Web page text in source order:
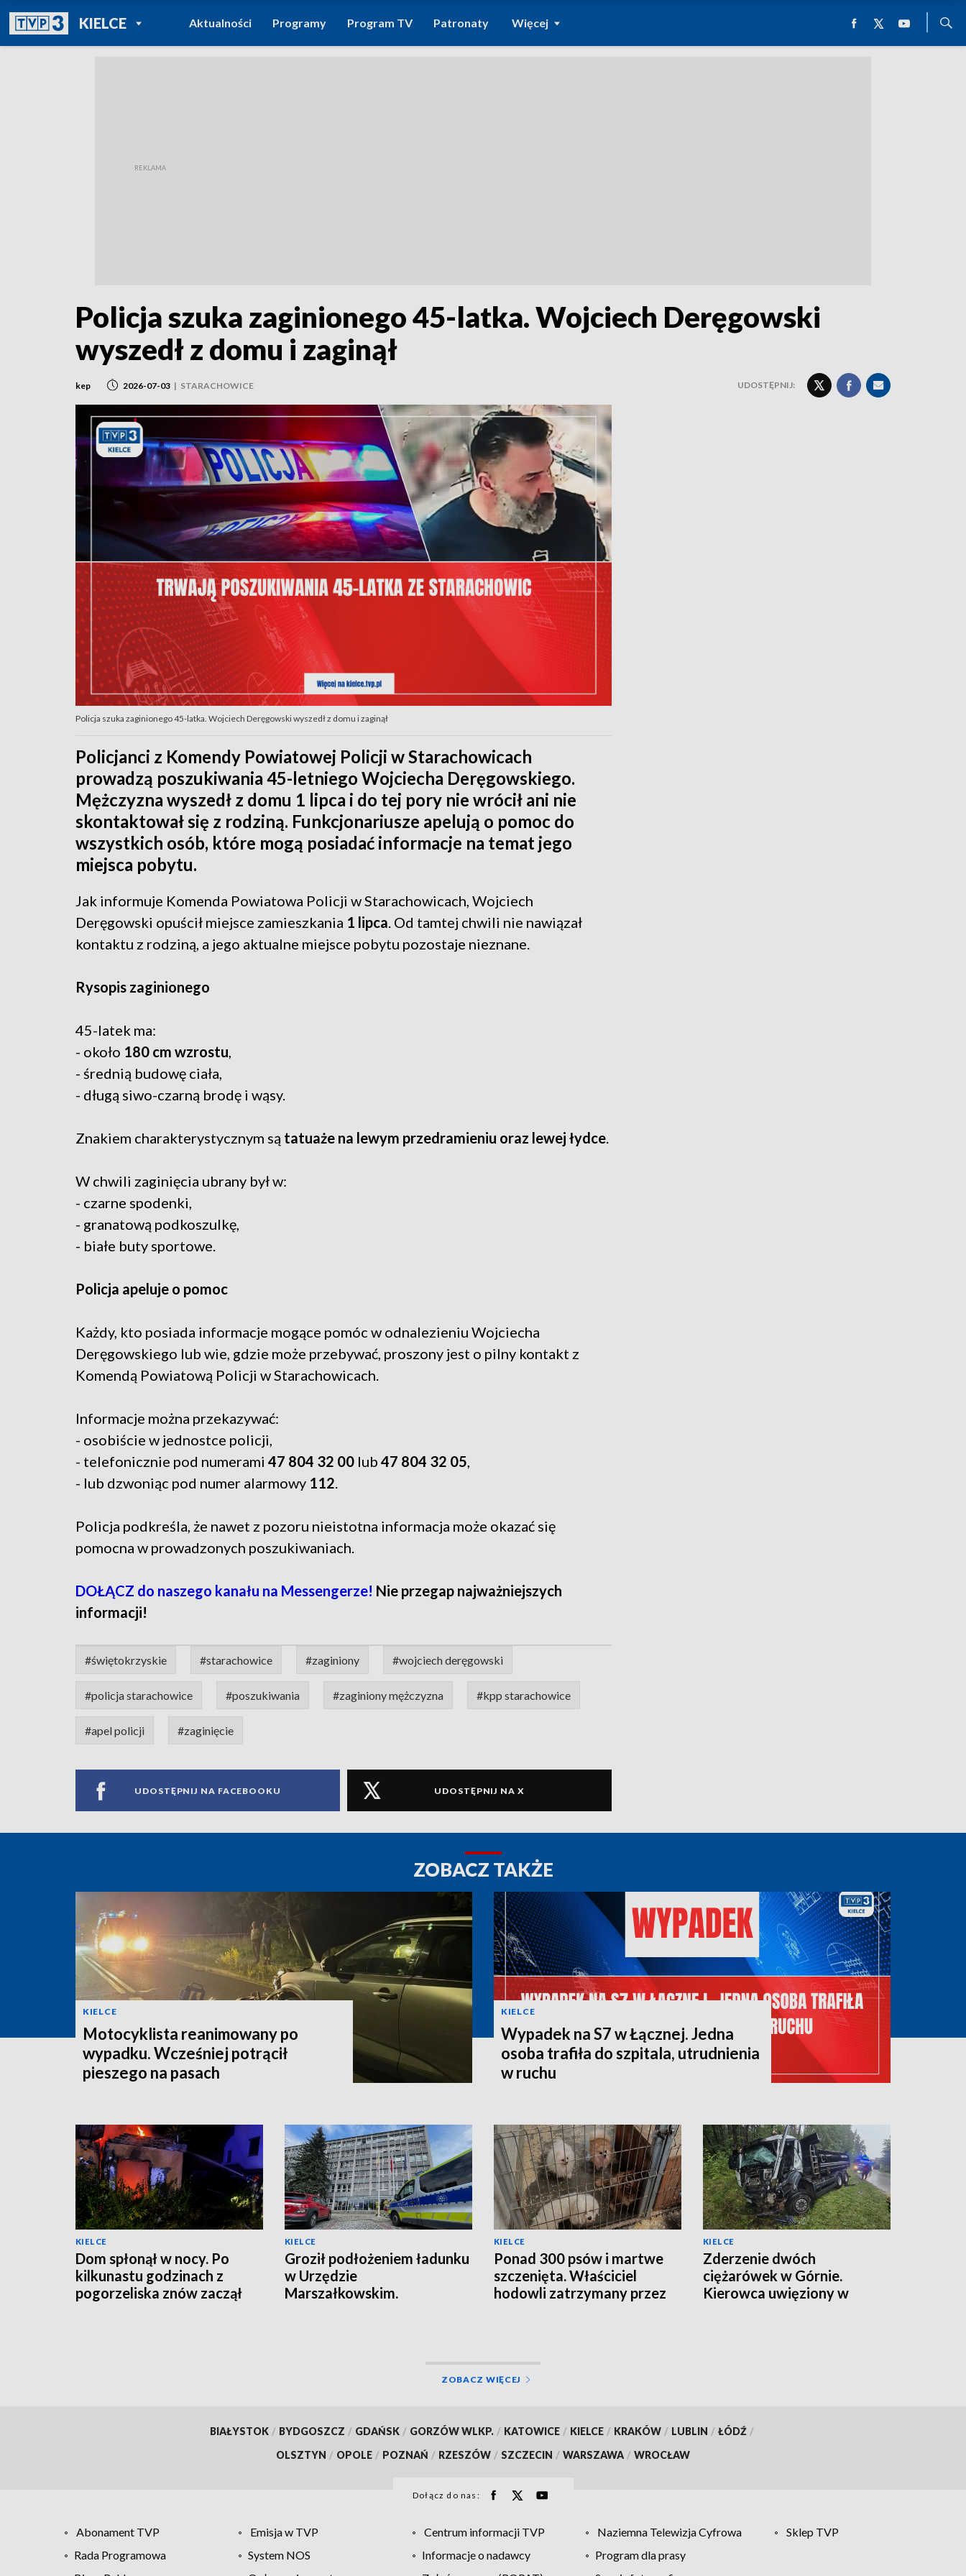
KIELCEPOWRÓT DO
TVP REGIONY
Aktualności Programy Program TV Patronaty Więcej
Policja szuka zaginionego 45-latka. Wojciech Deręgowski
wyszedł z domu i zaginął
kep 2026-07-03 | STARACHOWICE UDOSTĘPNIJ:
Policja szuka zaginionego 45-latka. Wojciech Deręgowski wyszedł z domu i zaginął
Policjanci z Komendy Powiatowej Policji w Starachowicach
prowadzą poszukiwania 45-letniego Wojciecha Deręgowskiego.
Mężczyzna wyszedł z domu 1 lipca i do tej pory nie wrócił ani nie
skontaktował się z rodziną. Funkcjonariusze apelują o pomoc do
wszystkich osób, które mogą posiadać informacje na temat jego
miejsca pobytu.
Jak informuje Komenda Powiatowa Policji w Starachowicach, Wojciech
Deręgowski opuścił miejsce zamieszkania 1 lipca. Od tamtej chwili nie nawiązał
kontaktu z rodziną, a jego aktualne miejsce pobytu pozostaje nieznane.
Rysopis zaginionego
45-latek ma:
- około 180 cm wzrostu,
- średnią budowę ciała,
- długą siwo-czarną brodę i wąsy.
Znakiem charakterystycznym są tatuaże na lewym przedramieniu oraz lewej łydce.
W chwili zaginięcia ubrany był w:
- czarne spodenki,
- granatową podkoszulkę,
- białe buty sportowe.
Policja apeluje o pomoc
Każdy, kto posiada informacje mogące pomóc w odnalezieniu Wojciecha
Deręgowskiego lub wie, gdzie może przebywać, proszony jest o pilny kontakt z
Komendą Powiatową Policji w Starachowicach.
Informacje można przekazywać:
- osobiście w jednostce policji,
- telefonicznie pod numerami 47 804 32 00 lub 47 804 32 05,
- lub dzwoniąc pod numer alarmowy 112.
Policja podkreśla, że nawet z pozoru nieistotna informacja może okazać się
pomocna w prowadzonych poszukiwaniach.
DOŁĄCZ do naszego kanału na Messengerze! Nie przegap najważniejszych
informacji!
#świętokrzyskie #starachowice #zaginiony #wojciech deręgowski
#policja starachowice #poszukiwania #zaginiony mężczyzna #kpp starachowice
#apel policji #zaginięcie
UDOSTĘPNIJ NA FACEBOOKU UDOSTĘPNIJ NA X
ZOBACZ TAKŻE
KIELCE
Motocyklista reanimowany po
wypadku. Wcześniej potrącił
pieszego na pasach
KIELCE
Wypadek na S7 w Łącznej. Jedna
osoba trafiła do szpitala, utrudnienia
w ruchu
KIELCE
Dom spłonął w nocy. Po
kilkunastu godzinach z
pogorzeliska znów zaczął
KIELCE
Groził podłożeniem ładunku
w Urzędzie
Marszałkowskim.
KIELCE
Ponad 300 psów i martwe
szczenięta. Właściciel
hodowli zatrzymany przez
KIELCE
Zderzenie dwóch
ciężarówek w Górnie.
Kierowca uwięziony w
ZOBACZ WIĘCEJ
BIAŁYSTOK / BYDGOSZCZ / GDAŃSK / GORZÓW WLKP. / KATOWICE / KIELCE / KRAKÓW / LUBLIN / ŁÓDŹ /
OLSZTYN / OPOLE / POZNAŃ / RZESZÓW / SZCZECIN / WARSZAWA / WROCŁAW
Dołącz do nas:
Abonament TVP Emisja w TVP Centrum informacji TVP Naziemna Telewizja Cyfrowa
Sklep TVP
Rada Programowa
System NOS Informacje o nadawcy
Program dla prasy